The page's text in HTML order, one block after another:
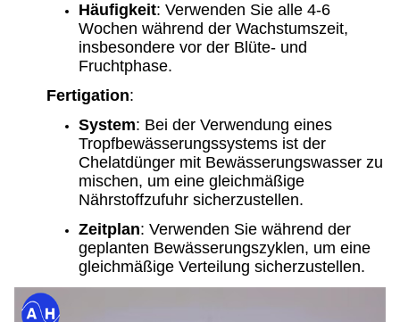
Häufigkeit: Verwenden Sie alle 4-6
Wochen während der Wachstumszeit,
insbesondere vor der Blüte- und
Fruchtphase.
Fertigation:
System: Bei der Verwendung eines
Tropfbewässerungssystems ist der
Chelatdünger mit Bewässerungswasser zu
mischen, um eine gleichmäßige
Nährstoffzufuhr sicherzustellen.
Zeitplan: Verwenden Sie während der
geplanten Bewässerungszyklen, um eine
gleichmäßige Verteilung sicherzustellen.